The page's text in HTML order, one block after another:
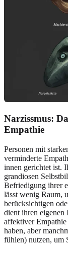
Narzissmus:
Empathie
Personen mit
verminderte
innen gerichtet ist.
grandiosen
Befriedigung ihrer
lässt wenig Raum,
berücksichtigen
dient ihren eigenen
affektiver
haben, aber
fühlen) nutzen, um